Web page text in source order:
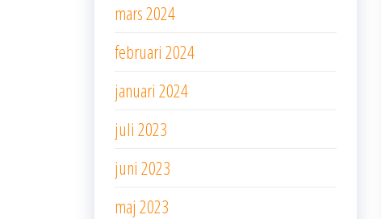
mars 2024
februari 2024
januari 2024
juli 2023
juni 2023
maj 2023